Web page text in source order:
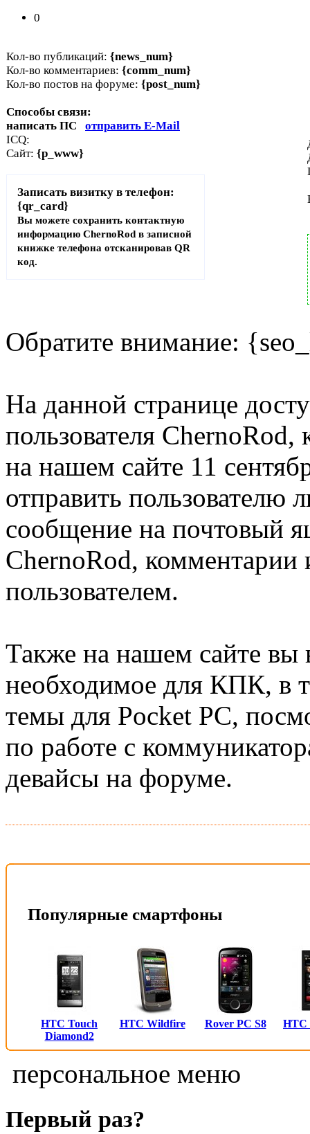
0
Кол-во публикаций: {news_num}
Кол-во комментариев: {comm_num}
Кол-во постов на форуме: {post_num}
Способы связи:
написать ПС отправить E-Mail
ICQ:
Сайт: {p_www}
Записать визитку в телефон:
{qr_card}
Вы можете сохранить контактную
информацию ChernoRod в записной
книжке телефона отсканировав QR
код.
Обратите внимание:
На данной странице
пользователя
на нашем сайте 11
отправить пользователю
сообщение на почтовый
ChernoRod, комментарии
пользователем.
Также на нашем сайте вы
необходимое для КПК, в
темы для Pocket PC,
по работе с
девайсы на форуме.
Популярные смартфоны
HTC Touch
Diamond2
HTC Wildfire Rover PC S8 HTC
персональное меню
Первый раз?